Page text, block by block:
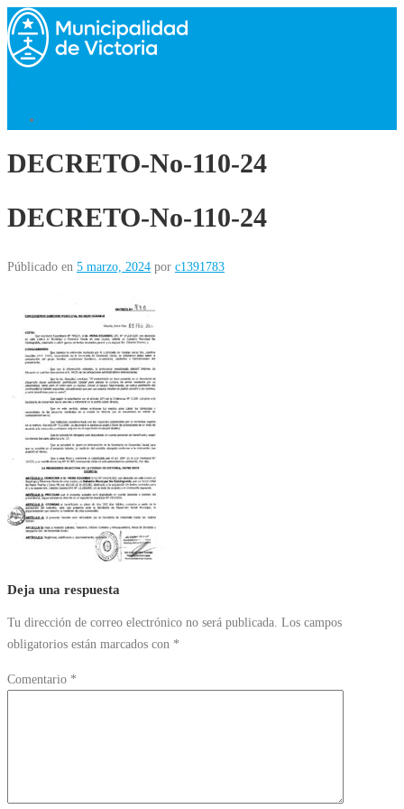
Saltar
al
contenido
DECRETO-No-110-24
DECRETO-No-110-24
Públicado en 5 marzo, 2024 por c1391783
Deja una respuesta
Tu dirección de correo electrónico no será publicada. Los campos
obligatorios están marcados con *
Comentario *